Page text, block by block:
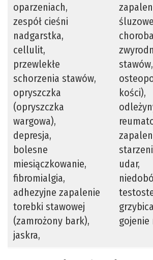
oparzeniach,
zespół cieśni
nadgarstka,
cellulit,
przewlekłe
schorzenia stawów,
opryszczka
(opryszczka
wargowa),
depresja,
bolesne
miesiączkowanie,
fibromialgia,
adhezyjne zapalenie
torebki stawowej
(zamrożony bark),
jaskra,
choroba
stawów,
kości),
udar,
gojenie